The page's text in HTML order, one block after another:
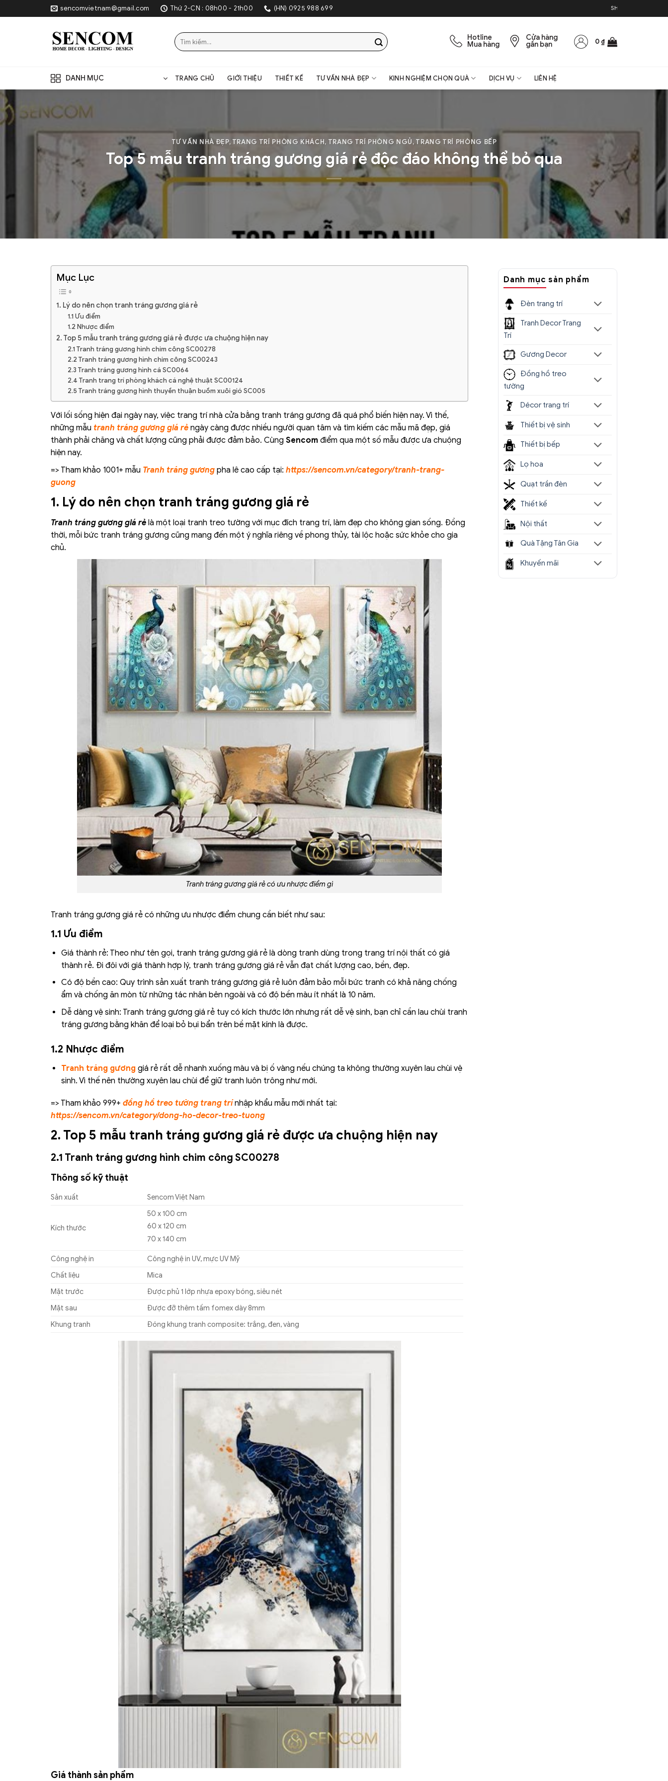
to
sencomvietnam@gmail.com Thứ 2-CN : 08h00 - 21h00 (HN) 0925 988 699 SHOWROOM TRANG TRÍ NỘI
Tìm
kiếm:
Hotline
Mua hàng
Cửa hàng
gần bạn 0 ₫
DANH MỤC TRANG CHỦ GIỚI THIỆU THIẾT KẾ TƯ VẤN NHÀ ĐẸP KINH NGHIỆM CHỌN QUÀ DỊCH VỤ LIÊN HỆ
TƯ VẤN NHÀ ĐẸP, TRANG TRÍ PHÒNG KHÁCH, TRANG TRÍ PHÒNG NGỦ, TRANG TRÍ PHÒNG BẾP
Top 5 mẫu tranh tráng gương giá rẻ độc đáo không thể bỏ qua
Mục Lục
1. Lý do nên chọn tranh tráng gương giá rẻ
1.1 Ưu điểm
1.2 Nhược điểm
2. Top 5 mẫu tranh tráng gương giá rẻ được ưa chuộng hiện nay
2.1 Tranh tráng gương hình chim công SC00278
2.2 Tranh tráng gương hình chim công SC00243
2.3 Tranh tráng gương hình cá SC0064
2.4 Tranh trang trí phòng khách cá nghệ thuật SC00124
2.5 Tranh tráng gương hình thuyền thuận buồm xuôi gió SC005
Với lối sống hiện đại ngày nay, việc trang trí nhà cửa bằng tranh tráng gương đã quá phổ biến hiện nay. Vì thế,
những mẫu tranh tráng gương giá rẻ ngày càng được nhiều người quan tâm và tìm kiếm các mẫu mã đẹp, giá
thành phải chăng và chất lượng cũng phải được đảm bảo. Cùng Sencom điểm qua một số mẫu được ưa chuộng
hiện nay.
=> Tham khảo 1001+ mẫu Tranh tráng gương pha lê cao cấp tại: https://sencom.vn/category/tranh-trang-
guong
1. Lý do nên chọn tranh tráng gương giá rẻ
Tranh tráng gương giá rẻ là một loại tranh treo tường với mục đích trang trí, làm đẹp cho không gian sống. Đồng
thời, mỗi bức tranh tráng gương cũng mang đến một ý nghĩa riêng về phong thủy, tài lộc hoặc sức khỏe cho gia
chủ.
Tranh tráng gương giá rẻ có ưu nhược điểm gì
Tranh tráng gương giá rẻ có những ưu nhược điểm chung cần biết như sau:
1.1 Ưu điểm
Giá thành rẻ: Theo như tên gọi, tranh tráng gương giá rẻ là dòng tranh dùng trong trang trí nội thất có giá
thành rẻ. Đi đôi với giá thành hợp lý, tranh tráng gương giá rẻ vẫn đạt chất lượng cao, bền, đẹp.
Có độ bền cao: Quy trình sản xuất tranh tráng gương giá rẻ luôn đảm bảo mỗi bức tranh có khả năng chống
ẩm và chống ăn mòn từ những tác nhân bên ngoài và có độ bền màu ít nhất là 10 năm.
Dễ dàng vệ sinh: Tranh tráng gương giá rẻ tuy có kích thước lớn nhưng rất dễ vệ sinh, bạn chỉ cần lau chùi tranh
tráng gương bằng khăn để loại bỏ bụi bẩn trên bề mặt kính là được.
1.2 Nhược điểm
Tranh tráng gươnggiá rẻ rất dễ nhanh xuống màu và bị ố vàng nếu chúng ta không thường xuyên lau chùi vệ
sinh. Vì thế nên thường xuyên lau chùi để giữ tranh luôn trông như mới.
=> Tham khảo 999+ đồng hồ treo tường trang trínhập khẩu mẫu mới nhất tại:
https://sencom.vn/category/dong-ho-decor-treo-tuong
2. Top 5 mẫu tranh tráng gương giá rẻ được ưa chuộng hiện nay
2.1 Tranh tráng gương hình chim công SC00278
Thông số kỹ thuật
Sản xuất Sencom Việt Nam
Kích thước
50 x 100 cm
60 x 120 cm
70 x 140 cm
Công nghệ in
Công nghệ in UV, mực UV Mỹ
Chất liệu
Mica
Mặt trước
Được phủ 1 lớp nhựa epoxy bóng, siêu nét
Mặt sau
Được đỡ thêm tấm fomex dày 8mm
Khung tranh
Đóng khung tranh composite: trắng, đen, vàng
Giá thành sản phẩm
Danh mục sản phẩm
Đèn trang trí
Tranh Decor Trang
Trí
Gương Decor
Đồng hồ treo
tường
Décor trang trí
Thiết bị vệ sinh
Thiết bị bếp
Lọ hoa
Quạt trần đèn
Thiết kế
Nội thất
Quà Tặng Tân Gia
Khuyến mãi